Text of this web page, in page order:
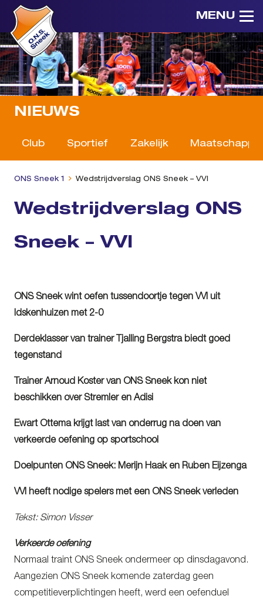
MENU
NIEUWS
Club Sportief Zakelijk
ONS Sneek 1 Wedstrijdverslag ONS Sneek – VVI
Wedstrijdverslag ONS
Sneek – VVI
ONS Sneek wint oefen tussendoortje tegen VVI uit
Idskenhuizen met 2-0
Derdeklasser van trainer Tjalling Bergstra biedt goed
tegenstand
Trainer Arnoud Koster van ONS Sneek kon niet
beschikken over Stremler en Adisi
Ewart Ottema krijgt last van onderrug na doen van
verkeerde oefening op sportschool
Doelpunten ONS Sneek: Merijn Haak en Ruben Eijzenga
VVI heeft nodige spelers met een ONS Sneek verleden
Tekst: Simon Visser
Verkeerde oefening
Normaal traint ONS Sneek ondermeer op dinsdagavond.
Aangezien ONS Sneek komende zaterdag geen
competitieverplichtingen heeft, werd een oefenduel